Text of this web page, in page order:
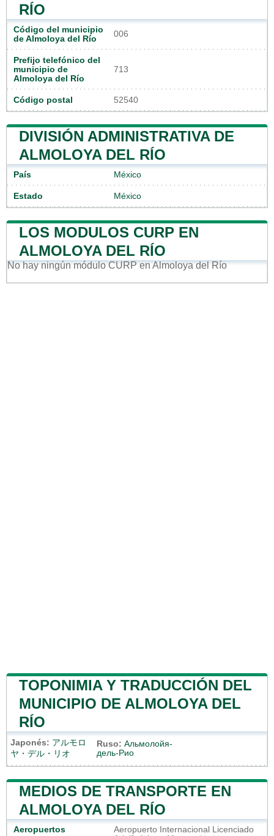
RÍO
Código del municipio
de Almoloya del Río
006
Prefijo telefónico del
municipio de
Almoloya del Río
713
Código postal 52540
DIVISIÓN ADMINISTRATIVA DE
ALMOLOYA DEL RÍO
País México
Estado México
LOS MODULOS CURP EN
ALMOLOYA DEL RÍO
No hay ningún módulo CURP en Almoloya del Río
TOPONIMIA Y TRADUCCIÓN DEL
MUNICIPIO DE ALMOLOYA DEL
RÍO
Japonés: アルモロ
ヤ・デル・リオ
Ruso: Альмолойя-
дель-Рио
MEDIOS DE TRANSPORTE EN
ALMOLOYA DEL RÍO
Aeropuertos
Aeropuerto Internacional Licenciado